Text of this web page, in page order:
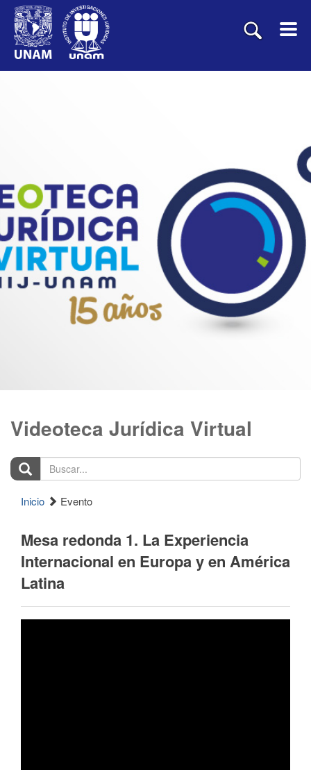
Videoteca Jurídica Virtual
Buscar...
Inicio Evento
Mesa redonda 1. La Experiencia
Internacional en Europa y en América
Latina